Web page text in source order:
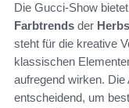
Die Gucci-Show
Farbtrends der
steht für die kreative
klassischen
aufregend wirken.
entscheidend, um